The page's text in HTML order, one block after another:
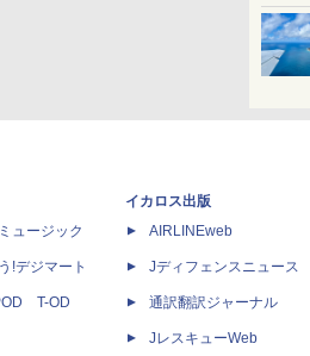
ュージック
!デジマート
T-OD
イカロス出版
AIRLINEweb
Jディフェンスニュース
通訳翻訳ジャーナル
JレスキューWeb